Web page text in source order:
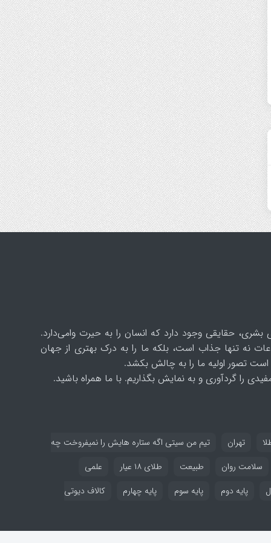
حقایقی وجود دارد که انسان را به حیرت وامی‌دارد.
نه تنها جذاب است، بلکه ما را به درک بهتری از جهان
تصور اولیه ما را به چالش بکشد.
را گردآوری و به نمایش بگذاریم. با ما همراه باشید.
تهران
تیم من سیتی اگه ستاره هایش را نمیفروخت چه
سلامت روان
طبیعت طلای ۱۸ عیار
علمی
پایه دوم پایه سوم پایه چهارم کالاف دیوتی